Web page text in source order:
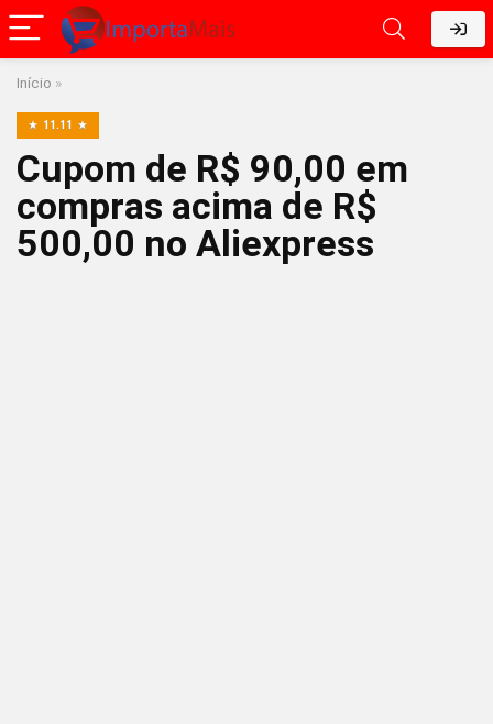
Início »
11.11
Cupom de R$ 90,00 em
compras acima de R$
500,00 no Aliexpress